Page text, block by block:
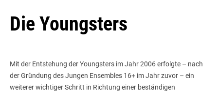
Die Youngsters
Mit der Entstehung der Youngsters im Jahr 2006 erfolgte – nach
der Gründung des Jungen Ensembles 16+ im Jahr zuvor – ein
weiterer wichtiger Schritt in Richtung einer beständigen